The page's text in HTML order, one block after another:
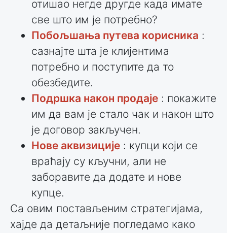
отишао негде другде када имате
све што им је потребно?
Побољшања путева корисника :
сазнајте шта је клијентима
потребно и поступите да то
обезбедите.
Подршка након продаје : покажите
им да вам је стало чак и након што
је договор закључен.
Нове аквизиције : купци који се
враћају су кључни, али не
заборавите да додате и нове
купце.
Са овим постављеним стратегијама,
хајде да детаљније погледамо како